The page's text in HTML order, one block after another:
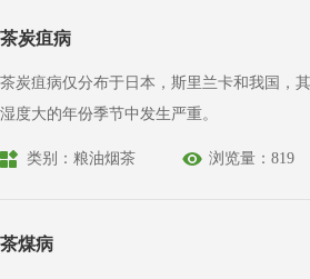
茶炭疽病
茶炭疽病仅分布于日本，斯里兰卡和我国，
湿度大的年份季节中发生严重。
类别：粮油烟茶 浏览量：819
茶煤病